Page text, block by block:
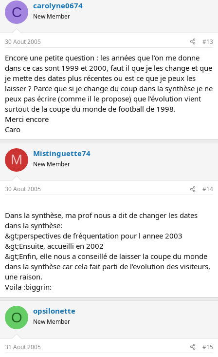
C carolyne0674
New Member
30 Aout 2005 #13
Encore une petite question : les années que l'on me donne
dans ce cas sont 1999 et 2000, faut il que je les change et que
je mette des dates plus récentes ou est ce que je peux les
laisser ? Parce que si je change du coup dans la synthèse je ne
peux pas écrire (comme il le propose) que l'évolution vient
surtout de la coupe du monde de football de 1998.
Merci encore
Caro
M Mistinguette74
New Member
30 Aout 2005 #14
Dans la synthèse, ma prof nous a dit de changer les dates
dans la synthèse:
&gt;perspectives de fréquentation pour l annee 2003
&gt;Ensuite, accueilli en 2002
&gt;Enfin, elle nous a conseillé de laisser la coupe du monde
dans la synthèse car cela fait parti de l'evolution des visiteurs,
une raison.
Voila :biggrin:
O opsilonette
New Member
31 Aout 2005 #15